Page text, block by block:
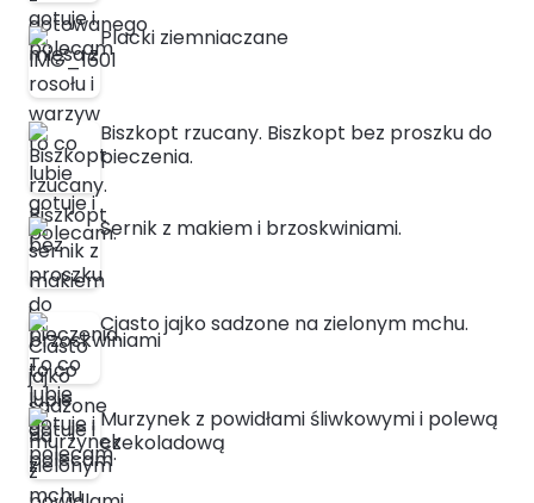
Placki ziemniaczane
Biszkopt rzucany. Biszkopt bez proszku do
pieczenia.
Sernik z makiem i brzoskwiniami.
Ciasto jajko sadzone na zielonym mchu.
Murzynek z powidłami śliwkowymi i polewą
czekoladową